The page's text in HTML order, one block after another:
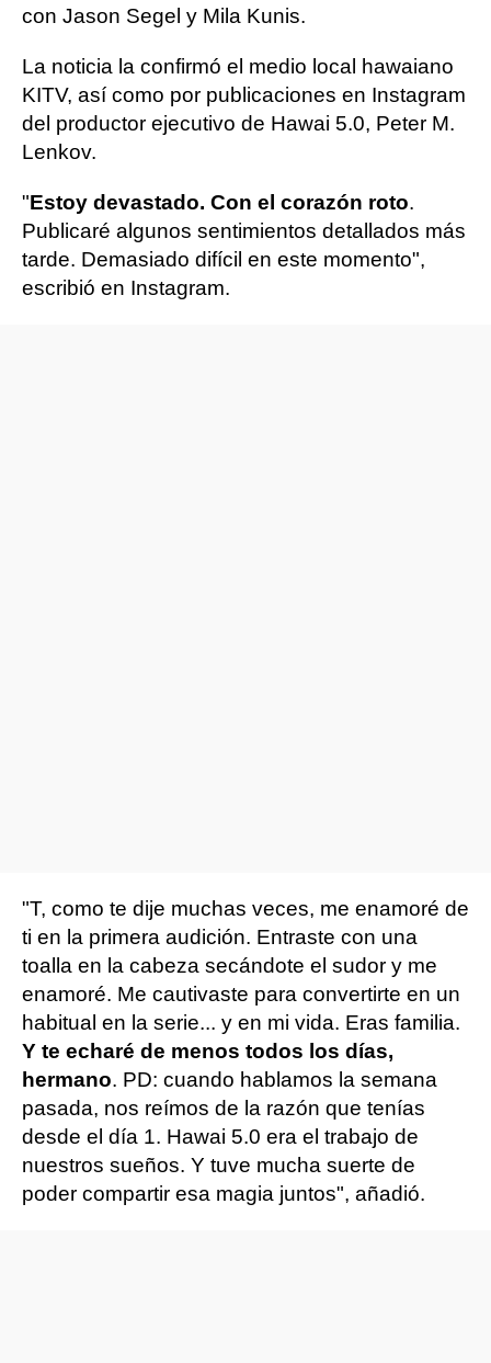
con Jason Segel y Mila Kunis.
La noticia la confirmó el medio local hawaiano
KITV, así como por publicaciones en Instagram
del productor ejecutivo de Hawai 5.0, Peter M.
Lenkov.
"Estoy devastado. Con el corazón roto.
Publicaré algunos sentimientos detallados más
tarde. Demasiado difícil en este momento",
escribió en Instagram.
"T, como te dije muchas veces, me enamoré de
ti en la primera audición. Entraste con una
toalla en la cabeza secándote el sudor y me
enamoré. Me cautivaste para convertirte en un
habitual en la serie... y en mi vida. Eras familia.
Y te echaré de menos todos los días,
hermano. PD: cuando hablamos la semana
pasada, nos reímos de la razón que tenías
desde el día 1. Hawai 5.0 era el trabajo de
nuestros sueños. Y tuve mucha suerte de
poder compartir esa magia juntos", añadió.